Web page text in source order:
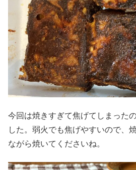
今回は焼きすぎて焦げてしまった
した。弱火でも焦げやすいので、
ながら焼いてくださいね。